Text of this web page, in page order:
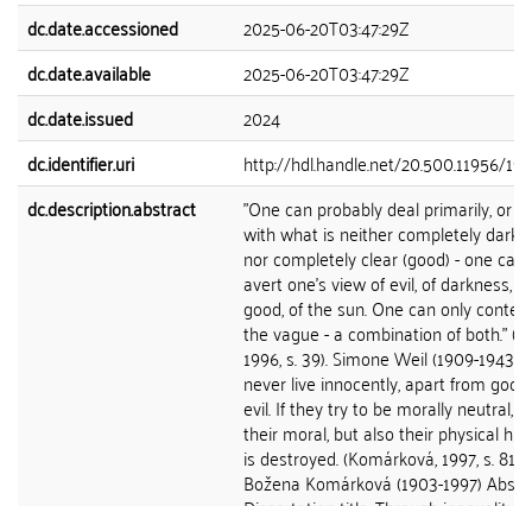
dc.date.accessioned
2025-06-20T03:47:29Z
dc.date.available
2025-06-20T03:47:29Z
dc.date.issued
2024
dc.identifier.uri
http://hdl.handle.net/20.500.11956/
dc.description.abstract
"One can probably deal primarily, or
with what is neither completely dark
nor completely clear (good) - one
avert one's view of evil, of darkness,
good, of the sun. One can only
the vague - a combination of both."
1996, s. 39). Simone Weil (1909-1943)
never live innocently, apart from
evil. If they try to be morally neutral,
their moral, but also their physical
is destroyed. (Komárková, 1997, s. 81)
Božena Komárková (1903-1997)